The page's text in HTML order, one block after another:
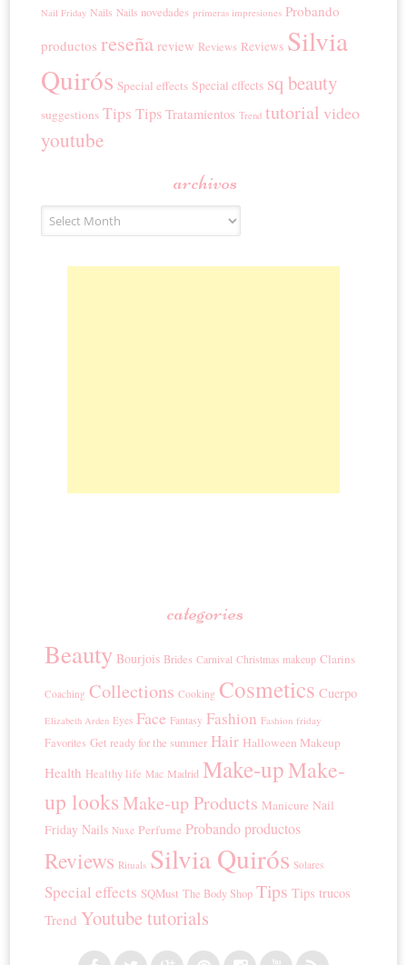
Nail Friday Nails Nails novedades primeras impresiones Probando
productos reseña review Reviews Reviews Silvia
Quirós Special effects Special effects sq beauty
suggestions Tips Tips Tratamientos Trend tutorial video
youtube
archivos
Archivos
categories
Beauty Bourjois Brides Carnival Christmas makeup Clarins
Coaching Collections Cooking Cosmetics Cuerpo
Elizabeth Arden Eyes Face Fantasy Fashion Fashion friday
Favorites Get ready for the summer Hair Halloween Makeup
Health Healthy life Mac Madrid Make-upMake-
up looksMake-up Products Manicure Nail
Friday Nails Nuxe Perfume Probando productos
Reviews Rituals Silvia Quirós Solares
Special effects SQMust The Body Shop Tips Tips trucos
Trend Youtube tutorials